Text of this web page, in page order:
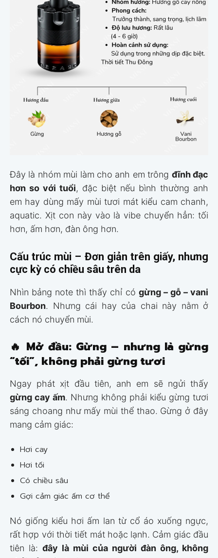
Đây là nhóm mùi làm cho anh em trông đĩnh đạc
hơn so với tuổi, đặc biệt nếu bình thường anh
em hay dùng mấy mùi tươi mát kiểu cam chanh,
aquatic. Xịt con này vào là vibe chuyển hẳn: tối
hơn, ấm hơn, đàn ông hơn.
Cấu trúc mùi – Đơn giản trên giấy, nhưng
cực kỳ có chiều sâu trên da
Nhìn bảng note thì thấy chỉ có gừng – gỗ – vani
Bourbon. Nhưng cái hay của chai này nằm ở
cách nó chuyển mùi.
🔥 Mở đầu: Gừng – nhưng là gừng
“tối”, không phải gừng tươi
Ngay phát xịt đầu tiên, anh em sẽ ngửi thấy
gừng cay ấm. Nhưng không phải kiểu gừng tươi
sáng choang như mấy mùi thể thao. Gừng ở đây
mang cảm giác:
Hơi cay
Hơi tối
Có chiều sâu
Gợi cảm giác ấm cơ thể
Nó giống kiểu hơi ấm lan từ cổ áo xuống ngực,
rất hợp với thời tiết mát hoặc lạnh. Cảm giác đầu
tiên là: đây là mùi của người đàn ông, không